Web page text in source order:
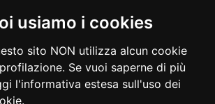
usiamo i cookies
sito NON utilizza alcun cookie
Se vuoi saperne di più
l'informativa estesa sull'uso dei
+39 040 3771111
amministrazione trasparente
|note legali accessibilità
dichiarazione di
| feedback cambio preferenze cookie